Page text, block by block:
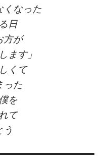
くなった
日
方が
ます」
くて
った
を
て
う